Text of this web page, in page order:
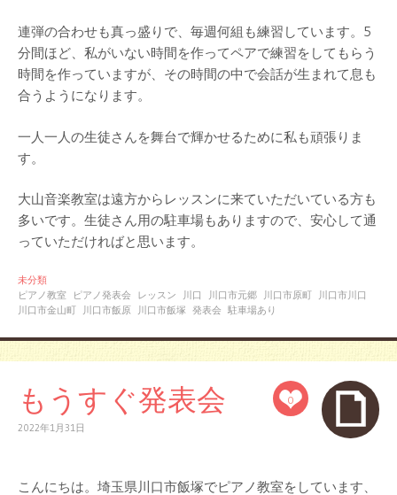
連弾の合わせも真っ盛りで、毎週何組も練習しています。5
分間ほど、私がいない時間を作ってペアで練習をしてもらう
時間を作っていますが、その時間の中で会話が生まれて息も
合うようになります。
一人一人の生徒さんを舞台で輝かせるために私も頑張りま
す。
大山音楽教室は遠方からレッスンに来ていただいている方も
多いです。生徒さん用の駐車場もありますので、安心して通
っていただければと思います。
未分類
ピアノ教室
ピアノ発表会 レッスン 川口 川口市元郷 川口市原町
川口市川口
川口市金山町
川口市飯原 川口市飯塚 発表会 駐車場あり
0
もうすぐ発表会
2022年1月31日
こんにちは。埼玉県川口市飯塚でピアノ教室をしています、